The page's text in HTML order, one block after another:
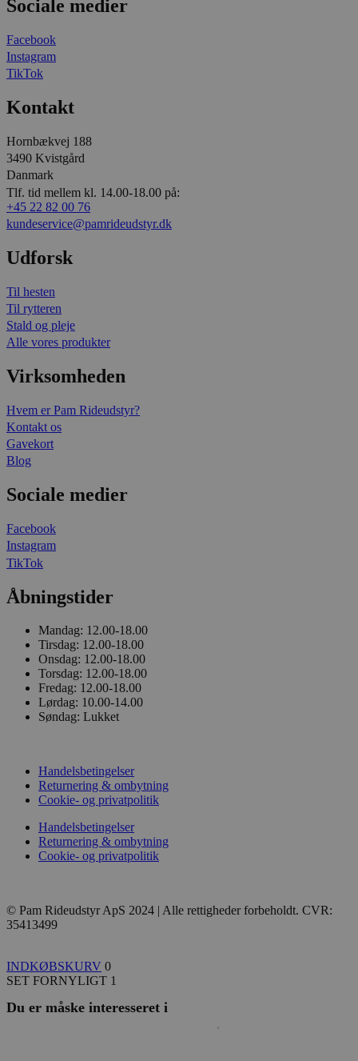
Sociale medier
Facebook
Instagram
TikTok
Kontakt
Hornbækvej 188
3490 Kvistgård
Danmark
Tlf. tid mellem kl. 14.00-18.00 på:
+45 22 82 00 76
kundeservice@pamrideudstyr.dk
Udforsk
Til hesten
Til rytteren
Stald og pleje
Alle vores produkter
Virksomheden
Hvem er Pam Rideudstyr?
Kontakt os
Gavekort
Blog
Sociale medier
Facebook
Instagram
TikTok
Åbningstider
Mandag: 12.00-18.00
Tirsdag: 12.00-18.00
Onsdag: 12.00-18.00
Torsdag: 12.00-18.00
Fredag: 12.00-18.00
Lørdag: 10.00-14.00
Søndag: Lukket
Handelsbetingelser
Returnering & ombytning
Cookie- og privatpolitik
Handelsbetingelser
Returnering & ombytning
Cookie- og privatpolitik
© Pam Rideudstyr ApS 2024 | Alle rettigheder forbeholdt. CVR:
35413499
INDKØBSKURV 0
SET FORNYLIGT 1
Du er måske interesseret i